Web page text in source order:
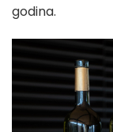
godina.